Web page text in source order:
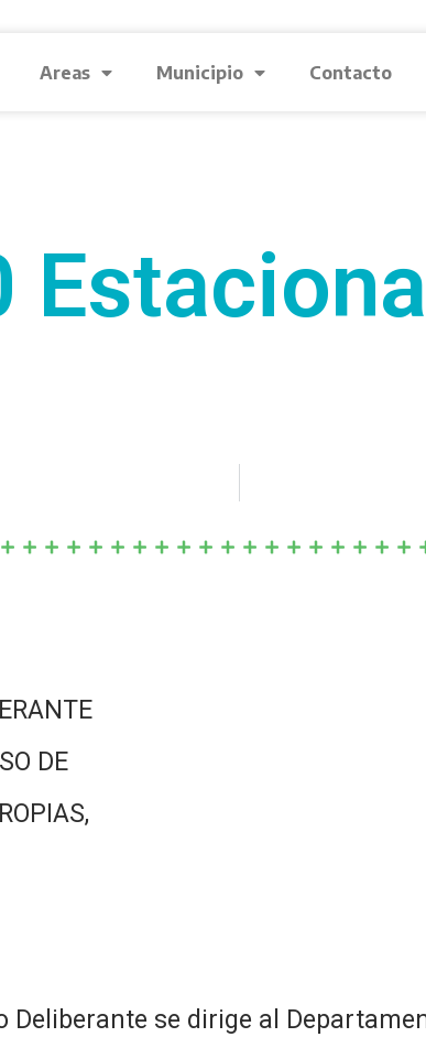
Areas Municipio Contacto
DE
Deliberante se dirige al